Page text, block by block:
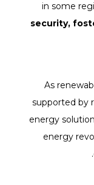
in some
security,
As
supported by
energy
energy